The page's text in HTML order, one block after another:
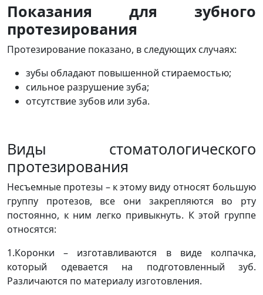
Показания для зубного
протезирования
Протезирование показано, в следующих случаях:
зубы обладают повышенной стираемостью;
сильное разрушение зуба;
отсутствие зубов или зуба.
Виды стоматологического
протезирования
Несъемные протезы – к этому виду относят большую
группу протезов, все они закрепляются во рту
постоянно, к ним легко привыкнуть. К этой группе
относятся:
1.Коронки – изготавливаются в виде колпачка,
который одевается на подготовленный зуб.
Различаются по материалу изготовления.